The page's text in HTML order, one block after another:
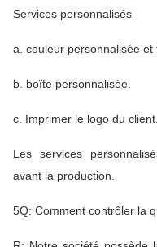
Services personnalisés
a. couleur personnalisée et
b. boîte personnalisée.
c. Imprimer le logo du client.
Les services
avant la production.
5Q: Comment contrôler la